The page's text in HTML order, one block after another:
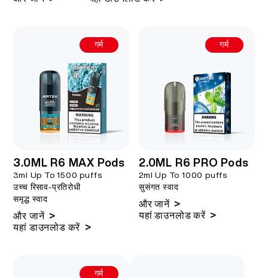
गर्म
3.0ML R6 MAX Pods
3ml Up To 1500 puffs
उच्च रिसाव-प्रतिरोधी
समृद्ध स्वाद
और जानें >
यहां डाउनलोड करें >
गर्म
2.0ML R6 PRO Pods
2ml Up To 1000 puffs
सुसंगत स्वाद
और जानें >
यहां डाउनलोड करें >
गर्म